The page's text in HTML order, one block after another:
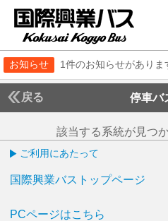
お知らせ 1件のお知らせがありま
戻る 停車バ
該当する系統が見つ
ご利用にあたって
国際興業バストップページ
PCページはこちら